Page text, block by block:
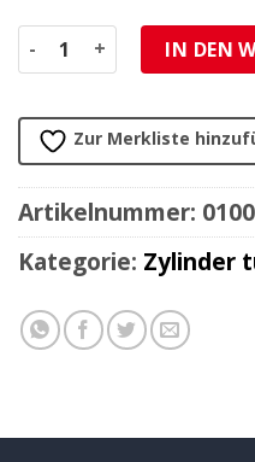
Zylinderkit Ciao Malossi
IN DEN
Zur Merkliste
Artikelnummer:
Kategorie: Zylinder